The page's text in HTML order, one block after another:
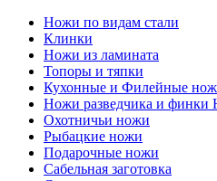
Ножи по видам стали
Клинки
Ножи из ламината
Топоры и тяпки
Кухонные и Филейные
Ножи разведчика и
Охотничьи ножи
Рыбацкие ножи
Подарочные ножи
Сабельная заготовка